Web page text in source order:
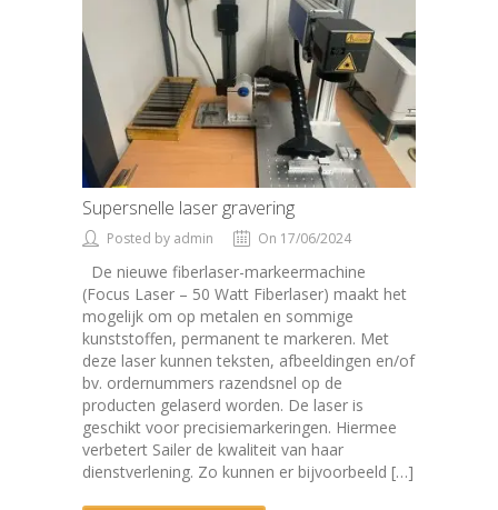
Supersnelle laser gravering
Posted by admin On 17/06/2024
De nieuwe fiberlaser-markeermachine
(Focus Laser – 50 Watt Fiberlaser) maakt het
mogelijk om op metalen en sommige
kunststoffen, permanent te markeren. Met
deze laser kunnen teksten, afbeeldingen en/of
bv. ordernummers razendsnel op de
producten gelaserd worden. De laser is
geschikt voor precisiemarkeringen. Hiermee
verbetert Sailer de kwaliteit van haar
dienstverlening. Zo kunnen er bijvoorbeeld […]